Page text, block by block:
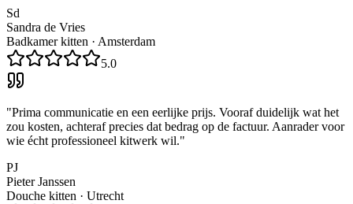
Sd
Sandra de Vries
Badkamer kitten · Amsterdam
5.0
"Prima communicatie en een eerlijke prijs. Vooraf duidelijk wat het
zou kosten, achteraf precies dat bedrag op de factuur. Aanrader voor
wie écht professioneel kitwerk wil."
PJ
Pieter Janssen
Douche kitten · Utrecht